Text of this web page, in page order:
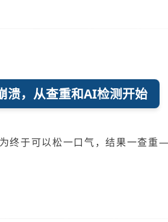
溃，从查重和AI检测开始
终于可以松一口气，结果一查